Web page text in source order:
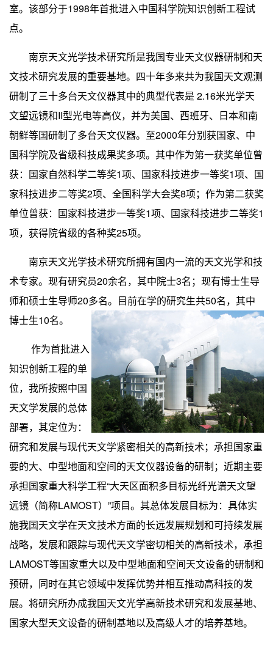
室。该部分于1998年首批进入中国科学院知识创新工程试
点。
南京天文光学技术研究所是我国专业天文仪器研制和天
文技术研究发展的重要基地。四十年多来共为我国天文观测
研制了三十多台天文仪器其中的典型代表是 2.16米光学天
文望远镜和II型光电等高仪，并为美国、西班牙、日本和南
朝鲜等国研制了多台天文仪器。至2000年分别获国家、中
国科学院及省级科技成果奖多项。其中作为第一获奖单位曾
获：国家自然科学二等奖1项、国家科技进步一等奖1项、国
家科技进步二等奖2项、全国科学大会奖8项；作为第二获奖
单位曾获：国家科技进步一等奖1项、国家科技进步二等奖1
项，获得院省级的各种奖25项。
南京天文光学技术研究所拥有国内一流的天文光学和技
术专家。现有研究员20余名，其中院士3名；现有博士生导
师和硕士生导师20多名。目前在学的研究生共50名，其中
博士生10名。
作为首批进入
知识创新工程的单
位，我所按照中国
天文学发展的总体
部署，其定位为：
研究和发展与现代天文学紧密相关的高新技术；承担国家重
要的大、中型地面和空间的天文仪器设备的研制；近期主要
承担国家重大科学工程“大天区面积多目标光纤光谱天文望
远镜（简称LAMOST） ”项目。其总体发展目标为：具体实
施我国天文学在天文技术方面的长远发展规划和可持续发展
战略，发展和跟踪与现代天文学密切相关的高新技术，承担
LAMOST等国家重大以及中型地面和空间天文设备的研制和
预研，同时在其它领域中发挥优势并相互推动高科技的发
展。将研究所办成我国天文光学高新技术研究和发展基地、
国家大型天文设备的研制基地以及高级人才的培养基地。